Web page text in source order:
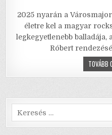
c
e
b
k
it
te
r
2025 nyarán a
életre kel a magyar
legkegyetlenebb
Róbert
TOVÁBB
Search
for: